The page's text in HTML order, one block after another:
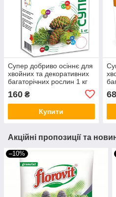
Супер добриво осіннє для
хвойних та декоративних
багаторічних рослин 1 кг
160 ₴
Купити
Акційні пропозиції та
–10%